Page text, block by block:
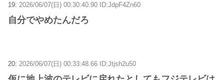
19: 2026/06/07(日) 00:30:40.90 ID:JdpF4Zn60
自分でやめたんだろ
20: 2026/06/07(日) 00:33:48.66 ID:Jtjsh2u50